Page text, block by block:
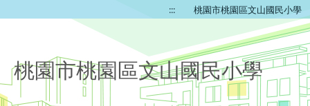
::: 桃園市桃園區文山國民小學
桃園市桃園區文山國民小學